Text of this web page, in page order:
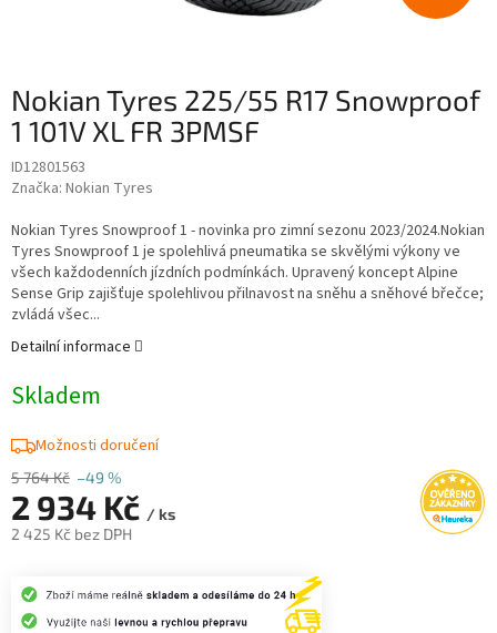
Nokian Tyres 225/55 R17 Snowproof
1 101V XL FR 3PMSF
ID12801563
Značka: Nokian Tyres
5 764 Kč –49 %
2 934 Kč / ks
2 425 Kč bez DPH
cena:
Skladem
Možnosti doručení
Nokian Tyres Snowproof 1 - novinka pro zimní sezonu 2023/2024.Nokian
Tyres Snowproof 1 je spolehlivá pneumatika se skvělými výkony ve
všech každodenních jízdních podmínkách. Upravený koncept Alpine
Sense Grip zajišťuje spolehlivou přilnavost na sněhu a sněhové břečce;
zvládá všec...
Detailní informace